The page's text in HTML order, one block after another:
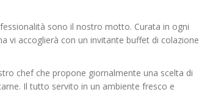
sono il nostro motto. Curata in ogni
vi accoglierà con un invitante buffet di colazione
chef che propone giornalmente una scelta di
Il tutto servito in un ambiente fresco e